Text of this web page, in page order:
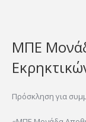
ΜΠΕ
Πρόσκληση για